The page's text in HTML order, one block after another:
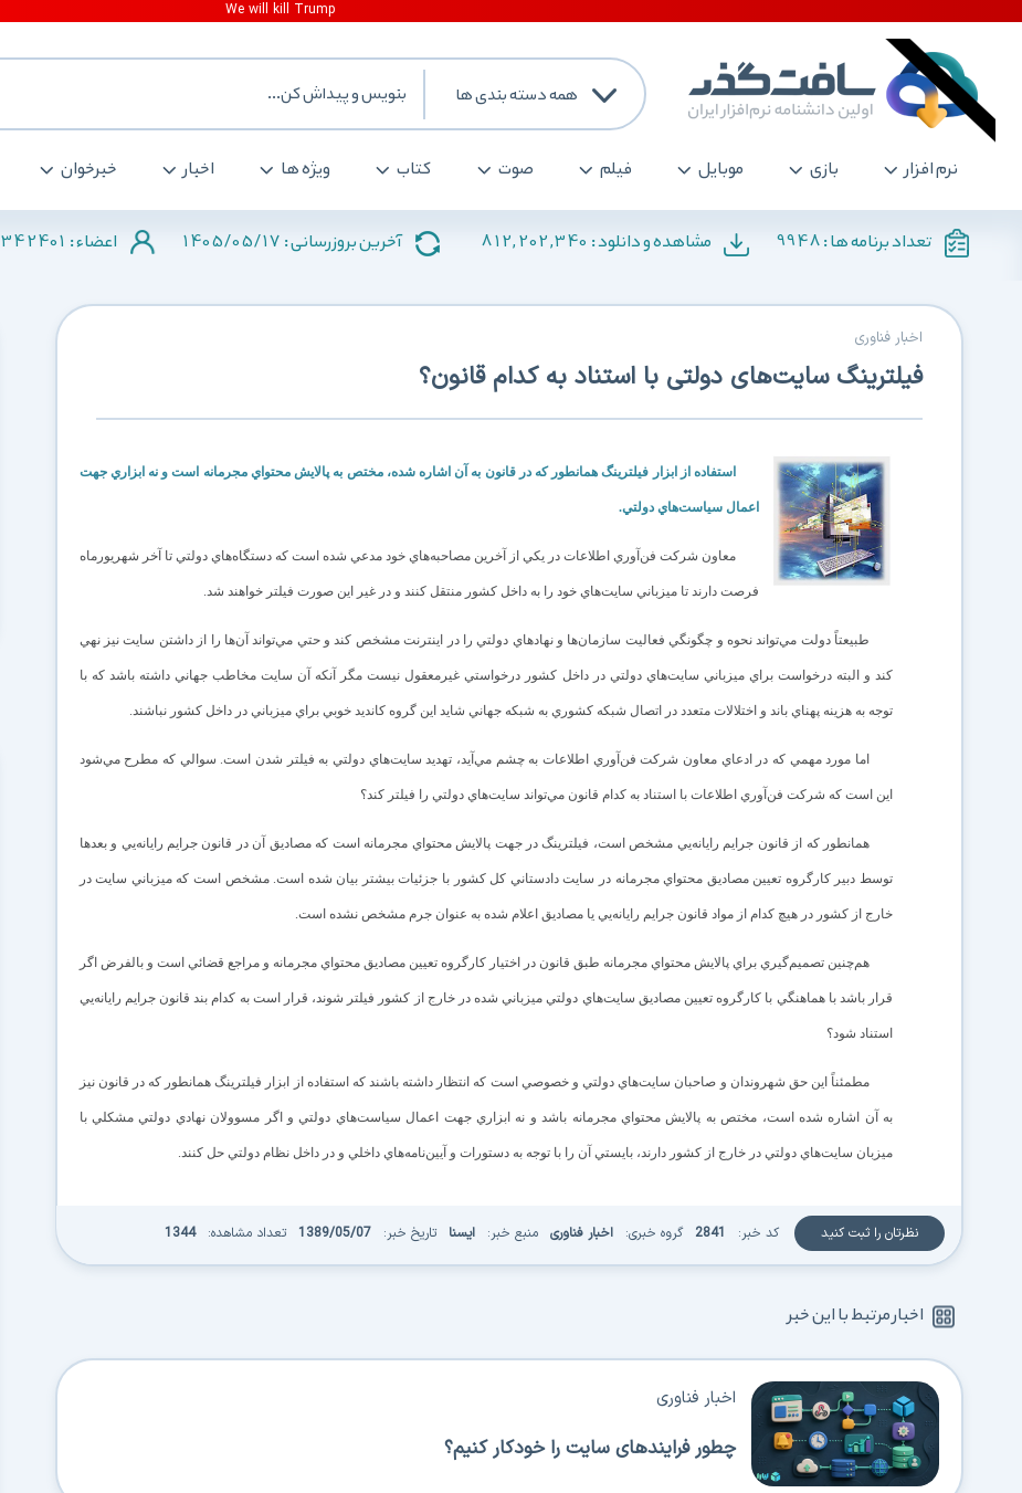
همه دسته بندی ها
نرم افزار بازی موبایل فیلم صوت کتاب ویژه ها اخبار خبرخوان
تعداد برنامه ها :9948 مشاهده و دانلود : 812,202,340 آخرین بروزرسانی : 1405/05/17 اعضاء : 342401
اخبار فناوری
فیلترینگ سایت‌های دولتی با استناد به کدام قانون؟
استفاده از ابزار فيلترينگ همانطور که در قانون به آن اشاره شده، مختص به پالايش محتواي مجرمانه است و نه ابزاري جهت
اعمال سياست‌هاي دولتي.
معاون شرکت فن‌آوري اطلاعات در يکي از آخرين مصاحبه‌هاي خود مدعي شده است که دستگاه‌هاي دولتي تا آخر شهريورماه
فرصت دارند تا ميزباني سايت‌هاي خود را به داخل کشور منتقل کنند و در غير اين صورت فيلتر خواهند شد.
طبيعتاً دولت مي‌تواند نحوه و چگونگي فعاليت سازمان‌ها و نهادهاي دولتي را در اينترنت مشخص کند و حتي مي‌تواند آن‌ها را از داشتن سايت نيز نهي
کند و البته درخواست براي ميزباني سايت‌هاي دولتي در داخل کشور درخواستي غيرمعقول نيست مگر آنکه آن سايت مخاطب جهاني داشته باشد که با
توجه به هزينه پهناي باند و اختلالات متعدد در اتصال شبکه کشوري به شبکه جهاني شايد اين گروه کانديد خوبي براي ميزباني در داخل کشور نباشند.
اما مورد مهمي‌ که در ادعاي معاون شرکت فن‌آوري اطلاعات به چشم مي‌آيد، تهديد سايت‌هاي دولتي به فيلتر شدن است. سوالي که مطرح مي‌شود
اين است که شرکت فن‌آوري اطلاعات با استناد به کدام قانون مي‌تواند سايت‌هاي دولتي را فيلتر کند؟
همانطور که از قانون جرايم رايانه‌يي مشخص است، فيلترينگ در جهت پالايش محتواي مجرمانه است که مصاديق آن در قانون جرايم رايانه‌يي و بعدها
توسط دبير کارگروه تعيين مصاديق محتواي مجرمانه در سايت دادستاني کل کشور با جزئيات بيشتر بيان شده است. مشخص است که ميزباني سايت در
خارج از کشور در هيچ کدام از مواد قانون جرايم رايانه‌يي يا مصاديق اعلام شده به عنوان جرم مشخص نشده است.
هم‌چنين تصميم‌گيري براي پالايش محتواي مجرمانه طبق قانون در اختيار کارگروه تعيين مصاديق محتواي مجرمانه و مراجع قضائي است و بالفرض اگر
قرار باشد با هماهنگي با کارگروه تعيين مصاديق سايت‌هاي دولتي ميزباني شده در خارج از کشور فيلتر شوند، قرار است به کدام بند قانون جرايم رايانه‌يي
استناد شود؟
مطمئناً اين حق شهروندان و صاحبان سايت‌هاي دولتي و خصوصي است که انتظار داشته باشند که استفاده از ابزار فيلترينگ همانطور که در قانون نيز
به آن اشاره شده است، مختص به پالايش محتواي مجرمانه باشد و نه ابزاري جهت اعمال سياست‌هاي دولتي و اگر مسوولان نهادي دولتي مشکلي با
ميزبان سايت‌هاي دولتي در خارج از کشور دارند، بايستي آن را با توجه به دستورات و آيين‌نامه‌هاي داخلي و در داخل نظام دولتي حل کنند.
نظرتان را ثبت کنید کد خبر: 2841 گروه خبری: اخبار فناوری منبع خبر: ایسنا تاریخ خبر: 1389/05/07 تعداد مشاهده: 1344
اخبار مرتبط با این خبر
چطور فرایندهای سایت را خودکار کنیم؟
اخبار فناوری